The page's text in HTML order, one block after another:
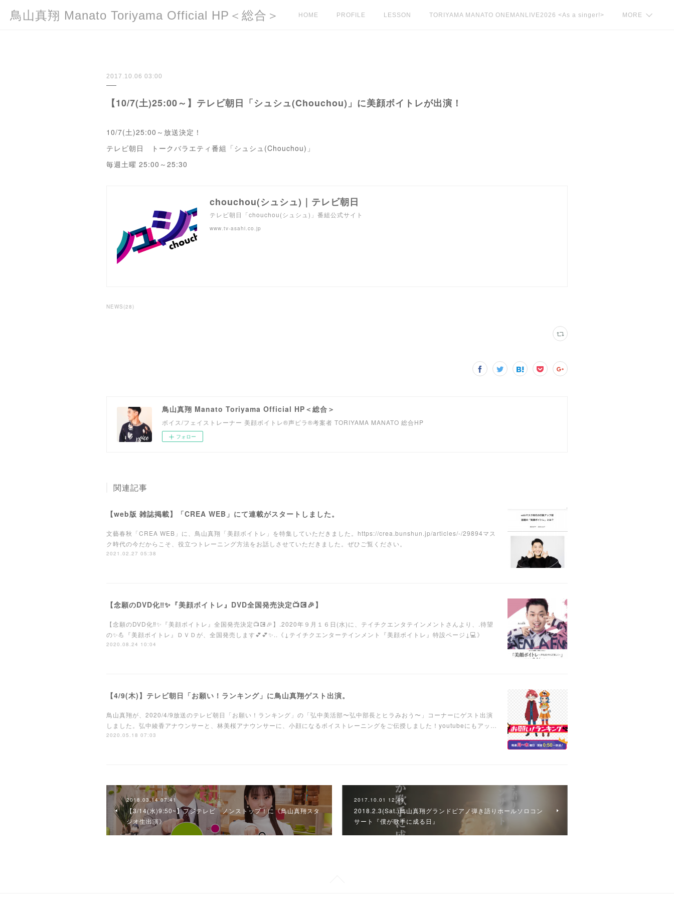
鳥山真翔 Manato Toriyama Official HP＜総合＞ HOME PROFILE LESSON TORIYAMA MANATO ONEMANLIVE2026 <As a singer!> MORE
2017.10.06 03:00
【10/7(土)25:00～】テレビ朝日「シュシュ(Chouchou)」に美顔ボイトレが出演！
10/7(土)25:00～放送決定！
テレビ朝日 トークバラエティ番組「シュシュ(Chouchou)」
毎週土曜 25:00～25:30
chouchou(シュシュ)｜テレビ朝日
テレビ朝日「chouchou(シュシュ)」番組公式サイト
www.tv-asahi.co.jp
NEWS (28)
鳥山真翔 Manato Toriyama Official HP＜総合＞
ボイス/フェイストレーナー 美顔ボイトレ®︎声ピラ®︎考案者 TORIYAMA MANATO 総合HP
フォロー
関連記事
【web版 雑誌掲載】「CREA WEB」にて連載がスタートしました。
文藝春秋「CREA WEB」に、鳥山真翔「美顔ボイトレ」を特集していただきました。https://crea.bunshun.jp/articles/-/29894マス
ク時代の今だからこそ、役立つトレーニング方法をお話しさせていただきました。ぜひご覧ください。
2021.02.27 05:38
【念願のDVD化‼️✨『美顔ボイトレ』DVD全国発売決定📺💽🎉】
【念願のDVD化‼️✨『美顔ボイトレ』全国発売決定📺💽🎉】.2020年９月１６日(水)に、テイチクエンタテインメントさんより、.待望
の✨💪『美顔ボイトレ』ＤＶＤが、全国発売します💕💕✨..《↓テイチクエンターテインメント『美顔ボイトレ』特設ページ↓💻》
2020.08.24 10:04
【4/9(木)】テレビ朝日「お願い！ランキング」に鳥山真翔ゲスト出演。
鳥山真翔が、2020/4/9放送のテレビ朝日「お願い！ランキング」の「弘中美活部〜弘中部長とヒラみおう〜」コーナーにゲスト出演
しました。弘中綾香アナウンサーと、林美桜アナウンサーに、小顔になるボイストレーニングをご伝授しました！youtubeにもアッ…
2020.05.18 07:03
2018.03.14 07:41
【3/14(水)9:50~】フジテレビ ノンストップ！に《鳥山真翔スタ
ジオ生出演》
2017.10.01 12:49
2018.2.3(Sat.)鳥山真翔グランドピアノ弾き語りホールソロコン
サート『僕が歌手に成る日』